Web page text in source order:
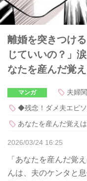
離婚を突きつけ
じていいの？」
なたを産んだ覚
マンガ
夫婦
◆残念！ダメ夫エピ
あなたを産んだ覚え
2026/03/24 16:25
「あなたを産んだ覚
んは、夫のケンタと